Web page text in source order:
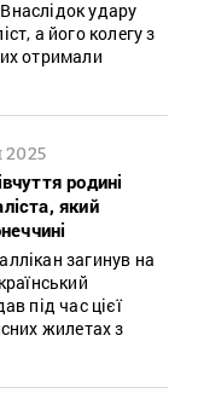
удару
а його колегу з
отримали
родині
який
загинув на
під час цієї
жилетах з